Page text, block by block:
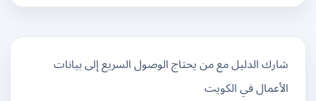
شارك الدليل مع من يحتاج الوصول السريع إلى بيانات
الأعمال في الكويت